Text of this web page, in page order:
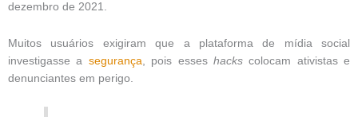
dezembro de 2021.
Muitos usuários exigiram que a plataforma de mídia social
investigasse a segurança, pois esses hackscolocam ativistas e
denunciantes em perigo.